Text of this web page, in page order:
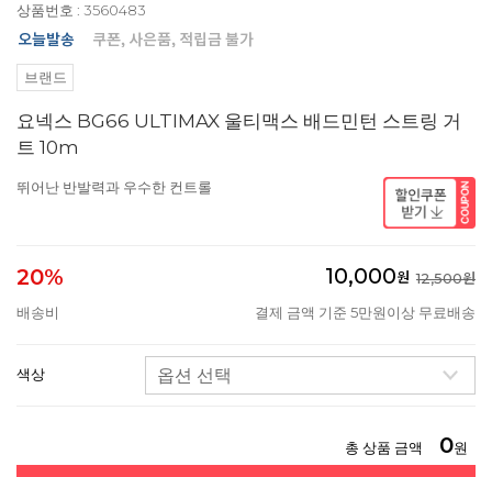
상품번호 : 3560483
브랜드
요넥스 BG66 ULTIMAX 울티맥스 배드민턴 스트링 거
트 10m
뛰어난 반발력과 우수한 컨트롤
20% 10,000원 12,500원
배송비
결제 금액 기준 5만원이상 무료배송
색상
총 상품 금액 0원